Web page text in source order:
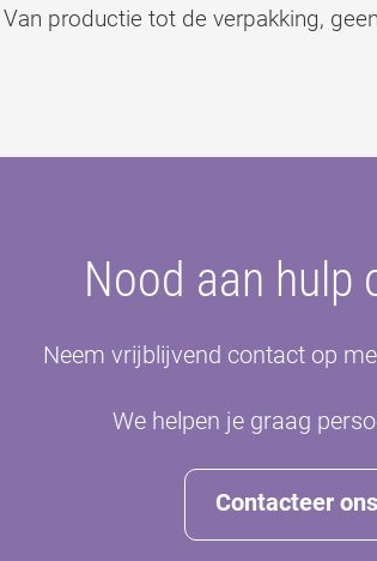
Van productie tot de verpakking, geen
Nood aan hulp
Neem vrijblijvend contact op
We helpen je graag
Contacteer ons